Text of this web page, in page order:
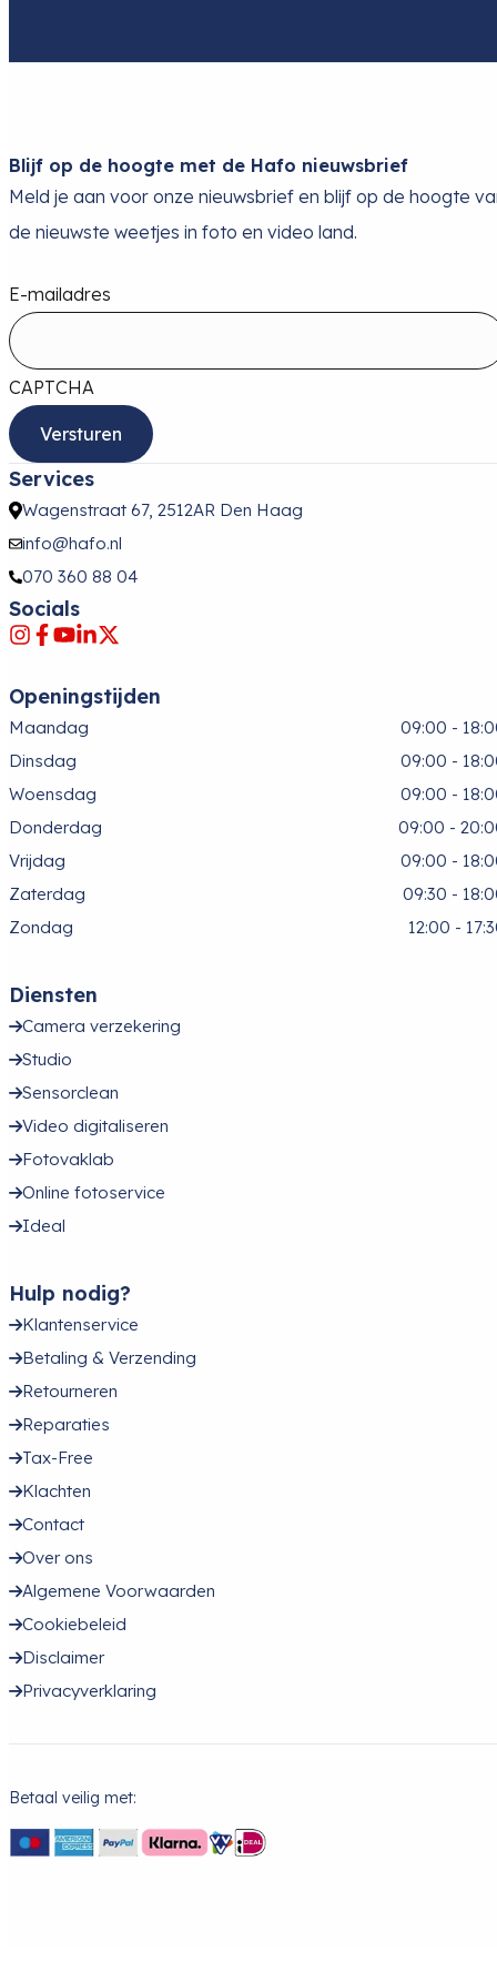
Blijf op de hoogte met de Hafo nieuwsbrief
Meld je aan voor onze nieuwsbrief en blijf op de hoogte
de nieuwste weetjes in foto en video land.
E-mailadres
CAPTCHA
Services
Wagenstraat 67, 2512AR Den Haag
info@hafo.nl
070 360 88 04
Socials
Openingstijden
Maandag
09:00 -
Dinsdag
09:00 -
Woensdag
09:00 -
Donderdag
09:00 -
Vrijdag
09:00 -
Zaterdag
09:30 -
Zondag
12:00 -
Diensten
Camera verzekering
Studio
Sensorclean
Video digitaliseren
Fotovaklab
Online fotoservice
Ideal
Hulp nodig?
Klantenservice
Betaling & Verzending
Retourneren
Reparaties
Tax-Free
Klachten
Contact
Over ons
Algemene Voorwaarden
Cookiebeleid
Disclaimer
Privacyverklaring
Betaal veilig met: